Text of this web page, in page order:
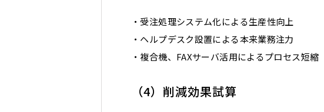
・受注処理システム化による生産性向上
・ヘルプデスク設置による本来業務注力
・複合機、FAXサーバ活用によるプロセス短縮
（4）削減効果試算